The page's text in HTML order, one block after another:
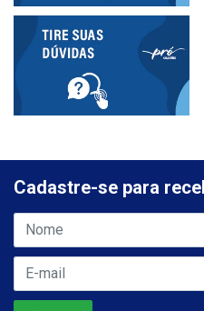
Cadastre-se para